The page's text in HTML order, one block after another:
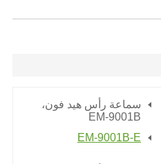
سماعة رأس هيد فون،
EM-9001B
EM-9001B-E